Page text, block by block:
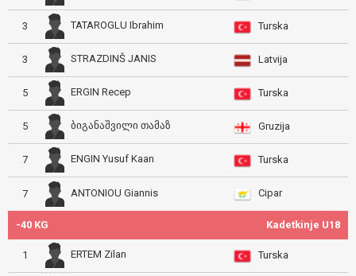
3 TATAROGLU Ibrahim Turska
3 STRAZDINŠ JANIS Latvija
5 ERGIN Recep Turska
5 ბიგანაშვილი თამაზ Gruzija
7 ENGIN Yusuf Kaan Turska
7 ANTONIOU Giannis Cipar
-40 KG Kadetkinje U18
1 ERTEM Zilan Turska